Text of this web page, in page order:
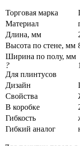
Торговая марка
Материал
Длина, мм
Высота по стене, мм
Ширина по полу, мм
?
Для плинтусов
Дизайн
Свойства
В коробке
Гибкость
Гибкий аналог